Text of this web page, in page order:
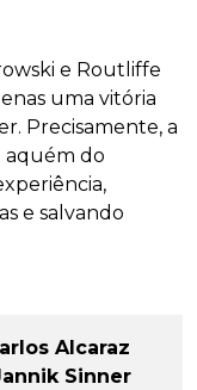
e Routliffe
uma vitória
Precisamente, a
aquém do
e salvando
Alcaraz
Sinner